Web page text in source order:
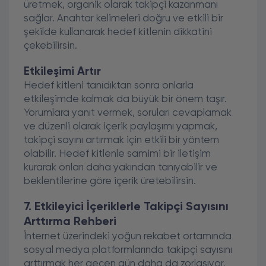
üretmek, organik olarak takipçi kazanmanı
sağlar. Anahtar kelimeleri doğru ve etkili bir
şekilde kullanarak hedef kitlenin dikkatini
çekebilirsin.
Etkileşimi Artır
Hedef kitleni tanıdıktan sonra onlarla
etkileşimde kalmak da büyük bir önem taşır.
Yorumlara yanıt vermek, soruları cevaplamak
ve düzenli olarak içerik paylaşımı yapmak,
takipçi sayını artırmak için etkili bir yöntem
olabilir. Hedef kitlenle samimi bir iletişim
kurarak onları daha yakından tanıyabilir ve
beklentilerine göre içerik üretebilirsin.
7. Etkileyici İçeriklerle Takipçi Sayısını
Arttırma Rehberi
İnternet üzerindeki yoğun rekabet ortamında
sosyal medya platformlarında takipçi sayısını
arttırmak her geçen gün daha da zorlaşıyor.